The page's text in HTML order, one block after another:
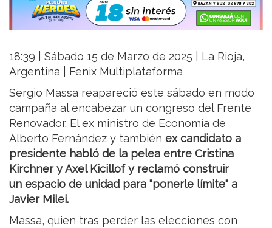
18:39 | Sábado 15 de Marzo de 2025 | La Rioja,
Argentina | Fenix Multiplataforma
Sergio Massa reapareció este sábado en modo
campaña al encabezar un congreso del Frente
Renovador. El ex ministro de Economía de
Alberto Fernández y también ex candidato a
presidente habló de la pelea entre Cristina
Kirchner y Axel Kicillof y reclamó construir
un espacio de unidad para "ponerle límite" a
Javier Milei.
Massa, quien tras perder las elecciones con